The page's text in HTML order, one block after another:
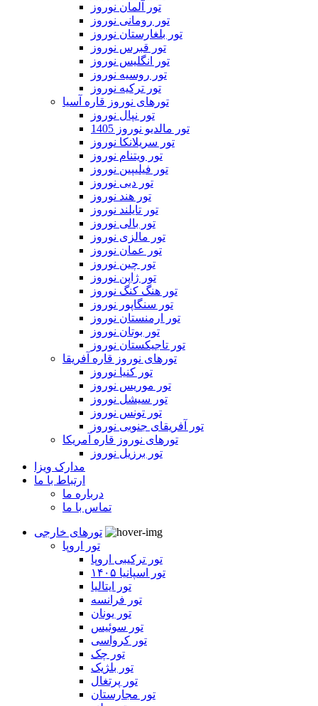
تور آلمان نوروز
تور رومانی نوروز
تور بلغارستان نوروز
تور قبرس نوروز
تور انگلیس نوروز
تور روسیه نوروز
تور ترکیه نوروز
تورهای نوروز قاره آسیا
تور نپال نوروز
تور مالدیو نوروز 1405
تور سریلانکا نوروز
تور ویتنام نوروز
تور فیلیپین نوروز
تور دبی نوروز
تور هند نوروز
تور تایلند نوروز
تور بالی نوروز
تور مالزی نوروز
تور عمان نوروز
تور چین نوروز
تور ژاپن نوروز
تور هنگ کنگ نوروز
تور سنگاپور نوروز
تور ارمنستان نوروز
تور بوتان نوروز
تور تاجیکستان نوروز
تورهای نوروز قاره آفریقا
تور کنیا نوروز
تور موریس نوروز
تور سیشل نوروز
تور تونس نوروز
تور آفریقای جنوبی نوروز
تورهای نوروز قاره آمریکا
تور برزیل نوروز
مدارک ویزا
ارتباط با ما
درباره ما
تماس با ما
تورهای خارجی
تور اروپا
تور ترکیبی اروپا
تور اسپانیا ۱۴۰۵
تور ایتالیا
تور فرانسه
تور یونان
تور سوئیس
تور کرواسی
تور چک
تور بلژیک
تور پرتغال
تور مجارستان